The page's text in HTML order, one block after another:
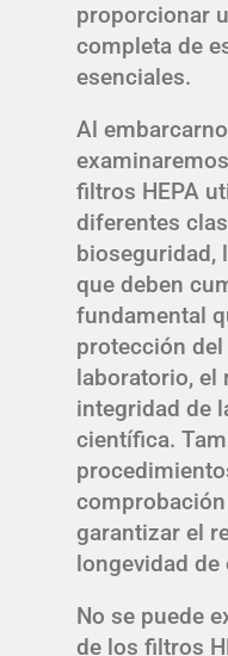
proporcionar
completa de
esenciales.
Al
filtros HEPA
diferentes
bioseguridad,
que deben
fundamental
protección
laboratorio, el
integridad de
científica.
garantizar el
longevidad
No se puede
de los filtros